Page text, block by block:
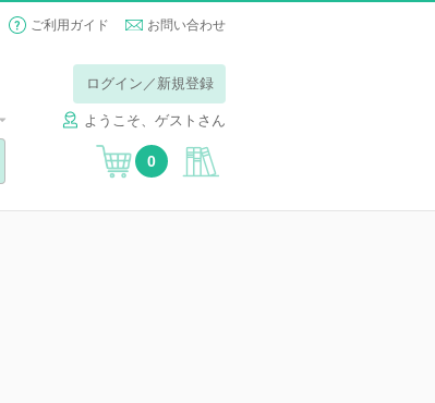
ご利用ガイド お問い合わせ
ログイン／新規登録
ようこそ、ゲストさん
0